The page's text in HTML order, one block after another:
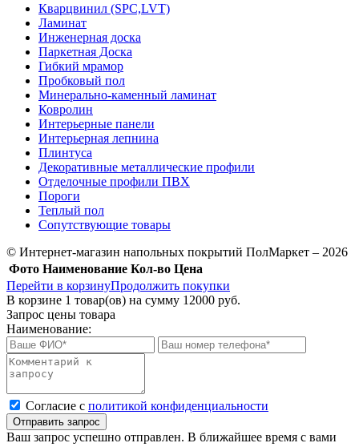
Кварцвинил (SPC,LVT)
Ламинат
Инженерная доска
Паркетная Доска
Гибкий мрамор
Пробковый пол
Минерально-каменный ламинат
Ковролин
Интерьерные панели
Интерьерная лепнина
Плинтуса
Декоративные металлические профили
Отделочные профили ПВХ
Пороги
Теплый пол
Сопутствующие товары
© Интернет-магазин напольных покрытий ПолМаркет – 2026
Фото Наименование Кол-во Цена
Перейти в корзинуПродолжить покупки
В корзине 1 товар(ов) на сумму 12000 руб.
Запрос цены товара
Наименование:
Cогласие с политикой конфиденциальности
Отправить запрос
Ваш запрос успешно отправлен. В ближайшее время с вами